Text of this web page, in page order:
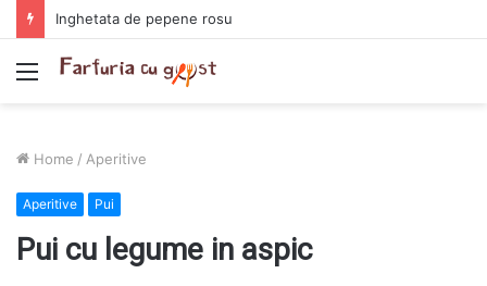
Chiftelute cu cartofi si smantana la cuptor
Menu
Home / Aperitive
Aperitive Pui
Pui cu legume in aspic